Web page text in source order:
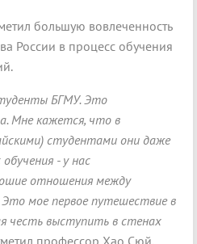
большую вовлеченность
России в процесс обучения
БГМУ. Это
Мне кажется, что в
студентами они даже
- у нас
отношения между
мое первое путешествие в
честь выступить в стенах